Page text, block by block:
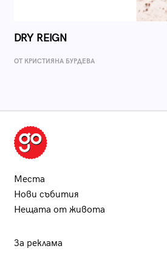
DRY REIGN
ОТ КРИСТИЯНА БУРДЕВА
Места
Нови събития
Нещата от живота
За реклама